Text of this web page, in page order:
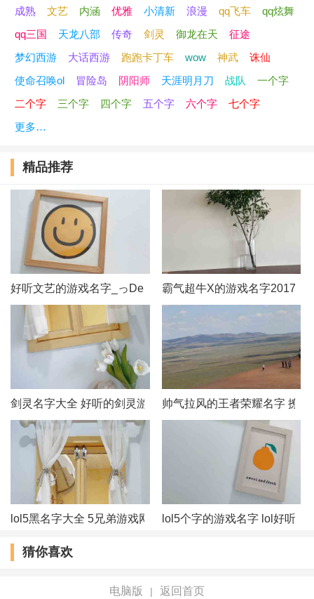
45、少女喷射机
46、用尽了热情
47、三岁就撩汉
48、本小姐高调
49、治愈系少女
50、喜欢过瞎狗
51、吃土的飞段
52、五杀小色男
53、入画鹤归吟
54、浅夏夜更寒
55、浊酒度余生
56、自恋的衰猪
57、薰衣草的爱
58、深蓝十万米
59、撒娇小小怪
60、清风落叶秋
61、玩命丕玩心
成熟
文艺 内涵 优雅 小清新 浪漫 qq飞车
qq炫舞
qq三国
天龙八部 传奇 剑灵 御龙在天
征途
梦幻西游
大话西游 跑跑卡丁车 wow 神武
诛仙
使命召唤ol
冒险岛 阴阳师 天涯明月刀 战队
一个字
二个字
三个字 四个字 五个字 六个字
七个字
更多…
精品推荐
好听文艺的游戏名字_っDemonˊ冥殇づ霸气超牛X的游戏名字2017
剑灵名字大全 好听的剑灵游戏名字帅气拉风的王者荣耀名字 撩妹
lol5黑名字大全 5兄弟游戏网名 lol5个字的游戏名字 lol好听五
猜你喜欢
电脑版 | 返回首页